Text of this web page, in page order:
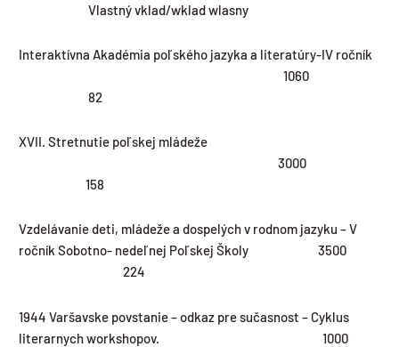
Vlastný vklad/wklad wlasny
Interaktívna Akadémia poľského jazyka a literatúry-IV ročník
1060
82
XVII. Stretnutie poľskej mládeže
3000
158
Vzdelávanie deti, mládeže a dospelých v rodnom jazyku – V
ročník Sobotno- nedeľnej Poľskej Školy 3500
224
1944 Varšavske povstanie – odkaz pre sučasnost – Cyklus
literarnych workshopov. 1000